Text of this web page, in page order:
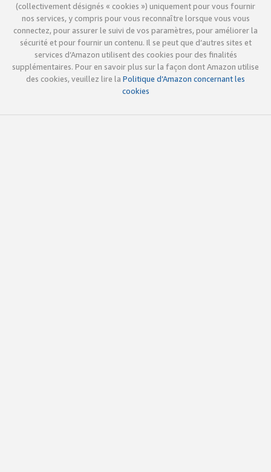
(collectivement désignés « cookies ») uniquement pour vous fournir
nos services, y compris pour vous reconnaître lorsque vous vous
connectez, pour assurer le suivi de vos paramètres, pour améliorer la
sécurité et pour fournir un contenu. Il se peut que d’autres sites et
services d’Amazon utilisent des cookies pour des finalités
supplémentaires. Pour en savoir plus sur la façon dont Amazon utilise
des cookies, veuillez lire la Politique d’Amazon concernant les
cookies